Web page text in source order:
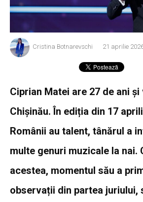
Cristina Botnarevschi 21 aprilie
Ciprian Matei are 27 de ani și
Chișinău. În ediția din 17
Românii au talent, tânărul a
multe genuri muzicale la nai.
acestea, momentul său a
observații din partea juriului,